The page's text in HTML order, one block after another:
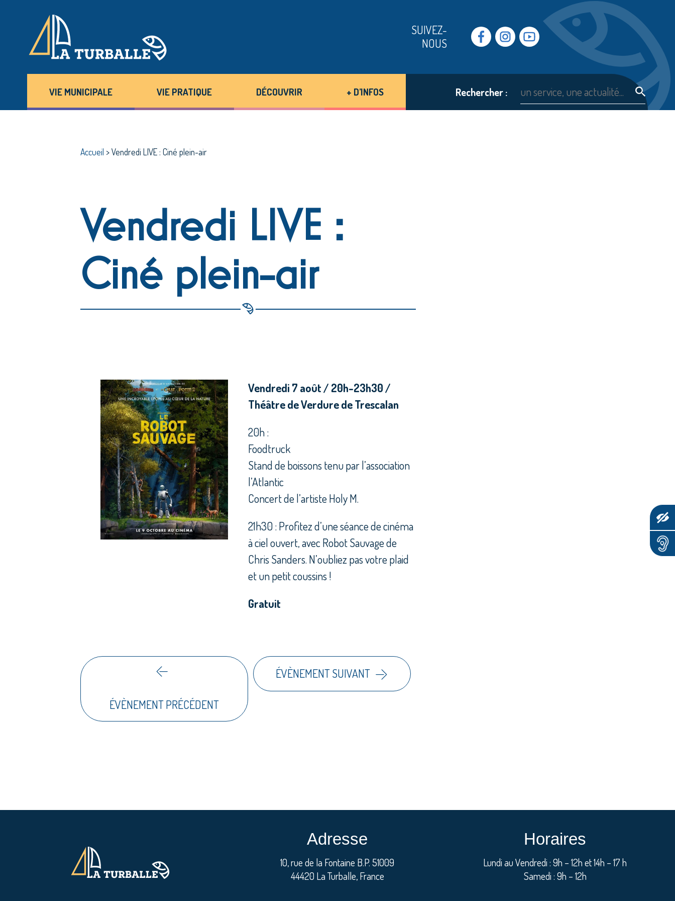
SUIVEZ-
NOUS
Facebook Instragram Youtube
VIE MUNICIPALE VIE PRATIQUE DÉCOUVRIR + D’INFOS Rechercher :
Accueil >Vendredi LIVE : Ciné plein-air
Vendredi LIVE :
Ciné plein-air
Vendredi 7 août / 20h-23h30 /
Théâtre de Verdure de Trescalan
20h :
Foodtruck
Stand de boissons tenu par l’association
l’Atlantic
Concert de l’artiste Holy M.
21h30 : Profitez d’une séance de cinéma
à ciel ouvert, avec Robot Sauvage de
Chris Sanders. N’oubliez pas votre plaid
et un petit coussins !
Gratuit
ÉVÈNEMENT PRÉCÉDENT
ÉVÈNEMENT SUIVANT
Adresse
10, rue de la Fontaine B.P. 51009
44420 La Turballe, France
Horaires
Lundi au Vendredi : 9h – 12h et 14h – 17 h
Samedi : 9h – 12h